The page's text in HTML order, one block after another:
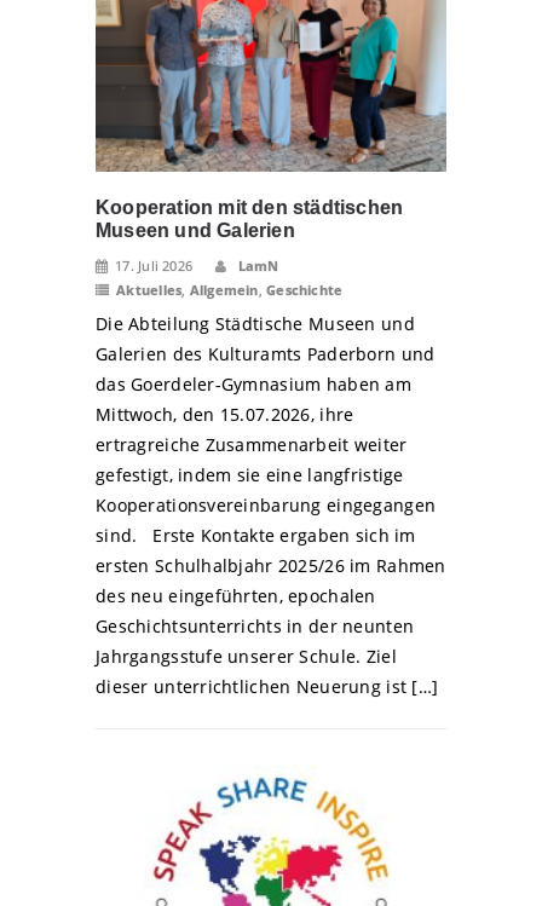
Kooperation mit den städtischen
Museen und Galerien
17. Juli 2026
LamN
Aktuelles Allgemein ,Geschichte
Die Abteilung Städtische Museen und
Galerien des Kulturamts Paderborn und
das Goerdeler-Gymnasium haben am
Mittwoch, den 15.07.2026, ihre
ertragreiche Zusammenarbeit weiter
gefestigt, indem sie eine langfristige
Kooperationsvereinbarung eingegangen
sind. Erste Kontakte ergaben sich im
ersten Schulhalbjahr 2025/26 im Rahmen
des neu eingeführten, epochalen
Geschichtsunterrichts in der neunten
Jahrgangsstufe unserer Schule. Ziel
dieser unterrichtlichen Neuerung ist […]